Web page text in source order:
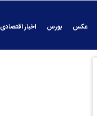
عکس بورس اخبار اقتصادی